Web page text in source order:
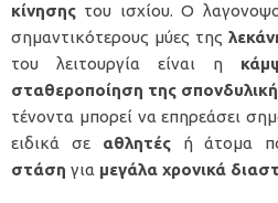
κίνησης του ισχίου. Ο
σημαντικότερους μύες της
του λειτουργία είναι η
σταθεροποίηση της
τένοντα μπορεί να επηρεάσει
ειδικά σε αθλητέςή άτομα
στάση για μεγάλα χρονικά